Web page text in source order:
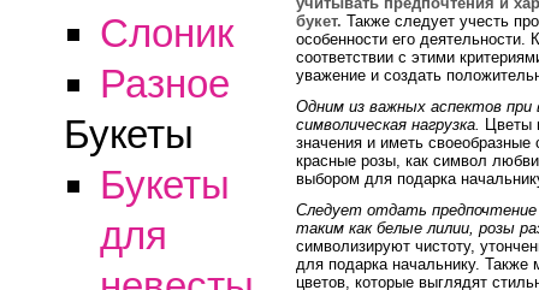
Слоник
Разное
Букеты
Букеты
для
букет. Также следует учесть
особенности его деятельности.
соответствии с этими
уважение и создать
Одним из важных аспектов при
символическая нагрузка. Цветы
значения и иметь
красные розы, как символ
выбором для подарка
Следует отдать
таким как белые лилии, розы
символизируют чистоту,
для подарка начальнику. Также
цветов, которые выглядят